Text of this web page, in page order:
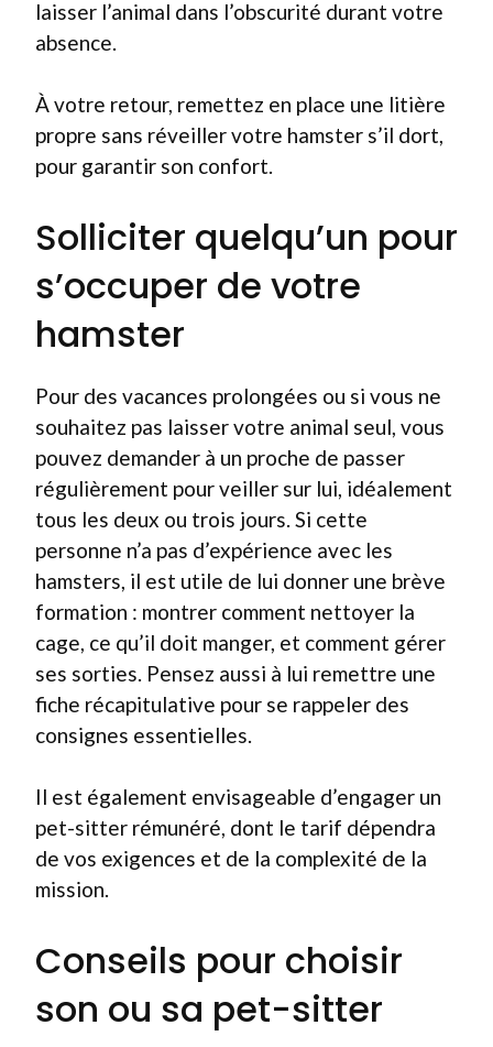
laisser l’animal dans l’obscurité durant votre
absence.
À votre retour, remettez en place une litière
propre sans réveiller votre hamster s’il dort,
pour garantir son confort.
Solliciter quelqu’un pour
s’occuper de votre
hamster
Pour des vacances prolongées ou si vous ne
souhaitez pas laisser votre animal seul, vous
pouvez demander à un proche de passer
régulièrement pour veiller sur lui, idéalement
tous les deux ou trois jours. Si cette
personne n’a pas d’expérience avec les
hamsters, il est utile de lui donner une brève
formation : montrer comment nettoyer la
cage, ce qu’il doit manger, et comment gérer
ses sorties. Pensez aussi à lui remettre une
fiche récapitulative pour se rappeler des
consignes essentielles.
Il est également envisageable d’engager un
pet-sitter rémunéré, dont le tarif dépendra
de vos exigences et de la complexité de la
mission.
Conseils pour choisir
son ou sa pet-sitter